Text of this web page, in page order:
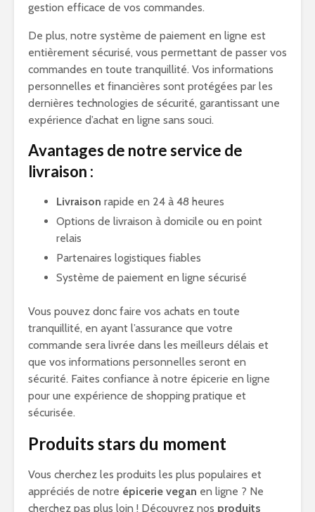
gestion efficace de vos commandes.
De plus, notre système de paiement en ligne est
entièrement sécurisé, vous permettant de passer vos
commandes en toute tranquillité. Vos informations
personnelles et financières sont protégées par les
dernières technologies de sécurité, garantissant une
expérience d’achat en ligne sans souci.
Avantages de notre service de
livraison :
Livraison rapide en 24 à 48 heures
Options de livraison à domicile ou en point
relais
Partenaires logistiques fiables
Système de paiement en ligne sécurisé
Vous pouvez donc faire vos achats en toute
tranquillité, en ayant l’assurance que votre
commande sera livrée dans les meilleurs délais et
que vos informations personnelles seront en
sécurité. Faites confiance à notre épicerie en ligne
pour une expérience de shopping pratique et
sécurisée.
Produits stars du moment
Vous cherchez les produits les plus populaires et
appréciés de notre épicerie vegan en ligne ? Ne
cherchez pas plus loin ! Découvrez nos produits